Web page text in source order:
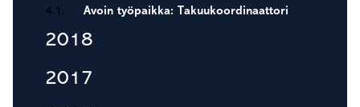
4.1. Avoin työpaikka: Takuukoordinaattori
2018
2017